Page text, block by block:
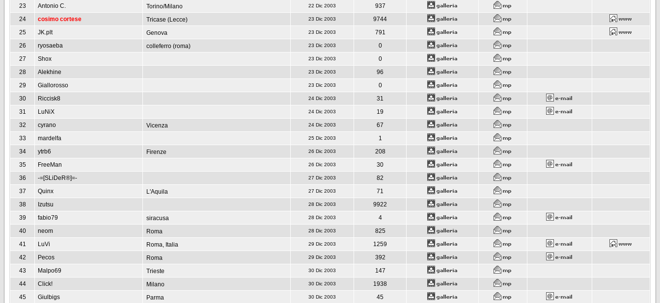
23
Antonio C. Torino/Milano 22 Dic 2003
937
24
cosimo cortese Tricase (Lecce) 23 Dic 2003
9744
25
JK.plt Genova 23 Dic 2003
791
26
ryosaeba colleferro (roma) 23 Dic 2003
0
27
Shox 23 Dic 2003
0
28
Alekhine 23 Dic 2003
96
29
Giallorosso 23 Dic 2003
0
30
Riccisk8 24 Dic 2003
31
31
LuNiX 24 Dic 2003
19
32
cyrano Vicenza 24 Dic 2003
67
33
mardelfa 25 Dic 2003
1
34
ytrb6 Firenze 26 Dic 2003
208
35
FreeMan 26 Dic 2003
30
36
-=[SLiDeR®]=- 27 Dic 2003
82
37
Quinx L'Aquila 27 Dic 2003
71
38
Izutsu 28 Dic 2003
9922
39
fabio79 siracusa 28 Dic 2003
4
40
neom Roma 28 Dic 2003
825
41
LuVi Roma, Italia 29 Dic 2003
1259
42
Pecos Roma 29 Dic 2003
392
43
Malpo69 Trieste 30 Dic 2003
147
44
Click! Milano 30 Dic 2003
1938
45
Giulbigs Parma 30 Dic 2003
45